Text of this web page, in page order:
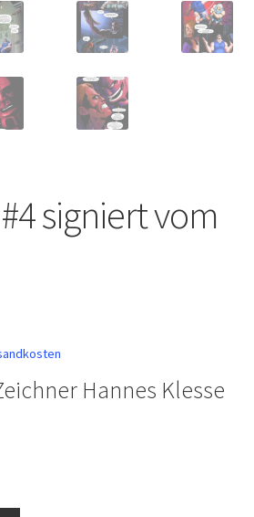
signiert vom
Hannes Klesse